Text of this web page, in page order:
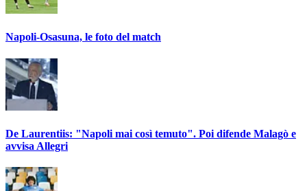
Napoli-Osasuna, le foto del match
De Laurentiis: "Napoli mai così temuto". Poi difende Malagò e
avvisa Allegri